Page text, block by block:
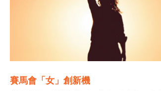
賽馬會「女」創新機